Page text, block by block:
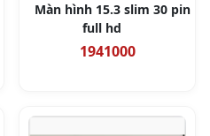
Màn hình 15.3 slim 30 pin
full hd
1941000